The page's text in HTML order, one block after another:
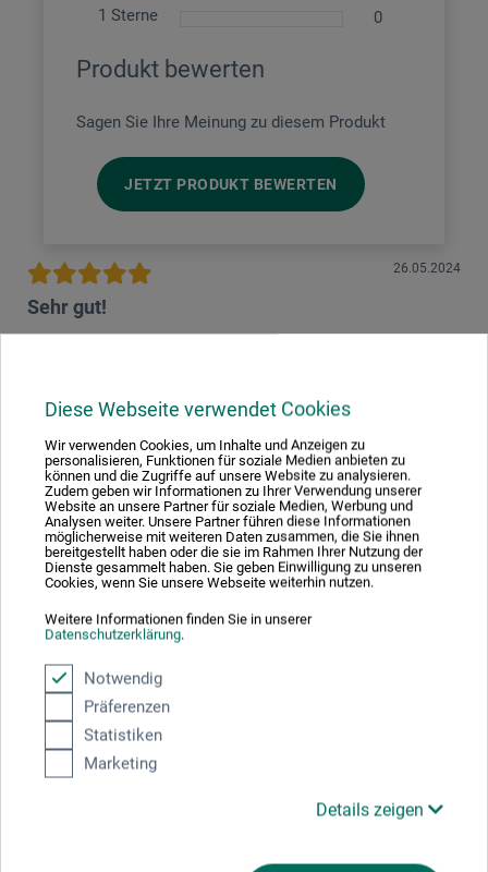
Diese Webseite verwendet Cookies
Wir verwenden Cookies, um Inhalte und Anzeigen zu
personalisieren, Funktionen für soziale Medien anbieten zu
können und die Zugriffe auf unsere Website zu analysieren.
Zudem geben wir Informationen zu Ihrer Verwendung unserer
Website an unsere Partner für soziale Medien, Werbung und
Analysen weiter. Unsere Partner führen diese Informationen
möglicherweise mit weiteren Daten zusammen, die Sie ihnen
bereitgestellt haben oder die sie im Rahmen Ihrer Nutzung der
Dienste gesammelt haben. Sie geben Einwilligung zu unseren
Cookies, wenn Sie unsere Webseite weiterhin nutzen.
Weitere Informationen finden Sie in unserer
Datenschutzerklärung.
Notwendig
Präferenzen
Statistiken
Marketing
Details zeigen
1 Sterne
0
Produkt bewerten
Sagen Sie Ihre Meinung zu diesem Produkt
JETZT PRODUKT BEWERTEN
26.05.2024
Sehr gut!
Profi-Produkt für breite Anwendung
Produkt: boesner Pigmentliner 0,6mm - Schwarz
verifizierter Kauf
Präzise Strichführung. Top Preis-Leistungsverhältnis. Für
Ausarbeitung.
Hersteller-Kontakt
diesem Produkt.